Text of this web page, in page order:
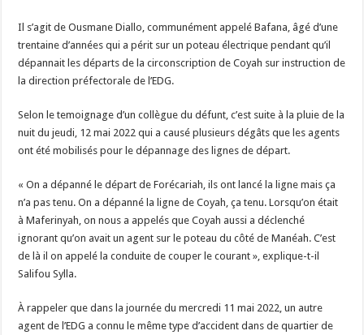
Il s’agit de Ousmane Diallo, communément appelé Bafana, âgé d’une
trentaine d’années qui a périt sur un poteau électrique pendant qu’il
dépannait les départs de la circonscription de Coyah sur instruction de
la direction préfectorale de l’EDG.
Selon le temoignage d’un collègue du défunt, c’est suite à la pluie de la
nuit du jeudi, 12 mai 2022 qui a causé plusieurs dégâts que les agents
ont été mobilisés pour le dépannage des lignes de départ.
« On a dépanné le départ de Forécariah, ils ont lancé la ligne mais ça
n’a pas tenu. On a dépanné la ligne de Coyah, ça tenu. Lorsqu’on était
à Maferinyah, on nous a appelés que Coyah aussi a déclenché
ignorant qu’on avait un agent sur le poteau du côté de Manéah. C’est
de là il on appelé la conduite de couper le courant », explique-t-il
Salifou Sylla.
À rappeler que dans la journée du mercredi 11 mai 2022, un autre
agent de l’EDG a connu le même type d’accident dans de quartier de